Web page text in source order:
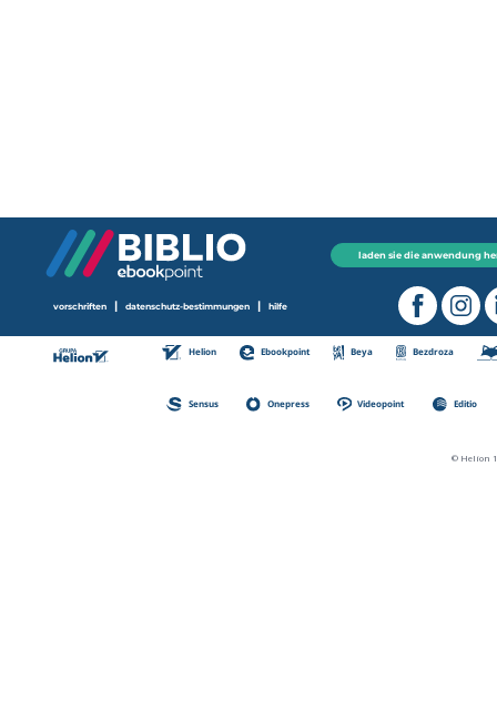
laden sie die anwendung
vorschriften | datenschutz-bestimmungen | hilfe
Helion Ebookpoint Beya Bezdroza
Sensus Onepress Videopoint Editio
© Helion